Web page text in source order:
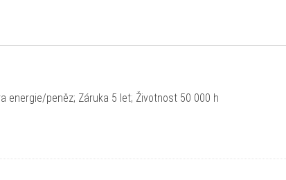
energie/peněz; Záruka 5 let; Životnost 50 000 h